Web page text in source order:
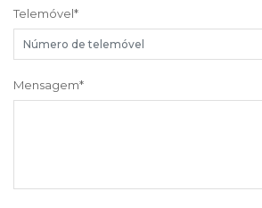
Telemóvel*
Mensagem*